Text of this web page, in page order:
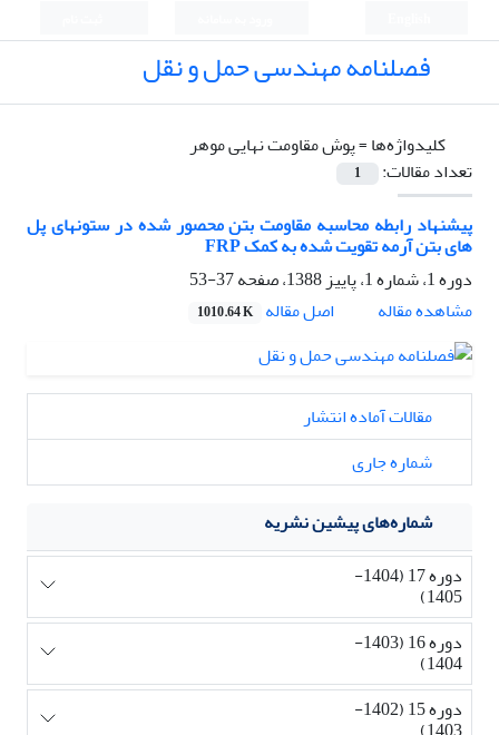
فصلنامه مهندسی حمل و نقل
کلیدواژه‌ها =پوش مقاومت نهایی موهر
تعداد مقالات:
1
پیشنهاد رابطه محاسبه مقاومت بتن محصور شده در ستونهای پل
های بتن آرمه تقویت شده به کمک FRP
دوره 1، شماره 1، پاییز 1388، صفحه
37-53
مشاهده مقاله
اصل مقاله 1010.64 K
مقالات آماده انتشار
شماره جاری
شماره‌های پیشین نشریه
دوره 17 (1404-
1405)
دوره 16 (1403-
1404)
دوره 15 (1402-